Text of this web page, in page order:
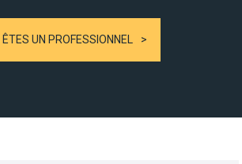
UN PROFESSIONNEL